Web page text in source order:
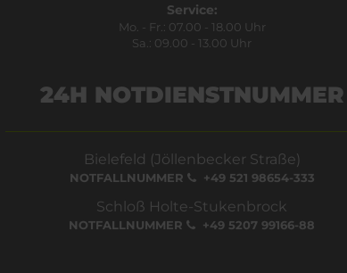
Service:
Mo. - Fr.: 07.00 - 18.00 Uhr
Sa.: 09.00 - 13.00 Uhr
24H NOTDIENSTNUMMER
Bielefeld (Jöllenbecker Straße)
NOTFALLNUMMER +49 521 98654-333
Schloß Holte-Stukenbrock
NOTFALLNUMMER +49 5207 99166-88